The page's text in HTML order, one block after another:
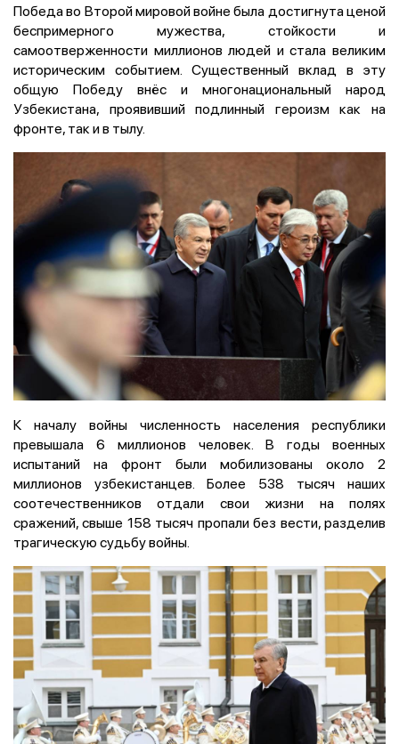
Победа во Второй мировой войне была достигнута ценой
беспримерного мужества, стойкости и
самоотверженности миллионов людей и стала великим
историческим событием. Существенный вклад в эту
общую Победу внёс и многонациональный народ
Узбекистана, проявивший подлинный героизм как на
фронте, так и в тылу.
К началу войны численность населения республики
превышала 6 миллионов человек. В годы военных
испытаний на фронт были мобилизованы около 2
миллионов узбекистанцев. Более 538 тысяч наших
соотечественников отдали свои жизни на полях
сражений, свыше 158 тысяч пропали без вести, разделив
трагическую судьбу войны.